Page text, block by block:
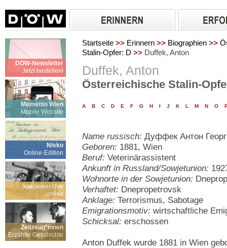
DÖW-Newsletter
Jetzt bestellen!
Memento Wien
Mobile Website
Nisko
Online-Edition
Spanienarchiv
online
Zeitzeug*innen
Erzählte Geschichte
Startseite >> Erinnern >> Biographien >>
Stalin-Opfer: D >> Duffek, Anton
Duffek, Anton
Österreichische Stalin-
A B C D E F G H I J K L M N O
Name russisch: Дуффек Антон
Geboren: 1881, Wien
Beruf: Veterinärassistent
Ankunft in Russland/Sowjetunion:
Wohnorte in der Sowjetunion:
Verhaftet: Dnepropetrovsk
Anklage: Terrorismus, Sabotage
Emigrationsmotiv: wirtschaftliche
Schicksal: erschossen
Anton Duffek wurde 1881 in Wien